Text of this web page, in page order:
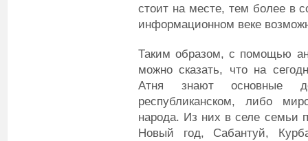
стоит на месте, тем более в
информационном веке
Таким образом, с помощью
можно сказать, что на
Атня знают основные
республиканском, либо
народа. Из них в селе семьи
Новый год, Сабантуй,